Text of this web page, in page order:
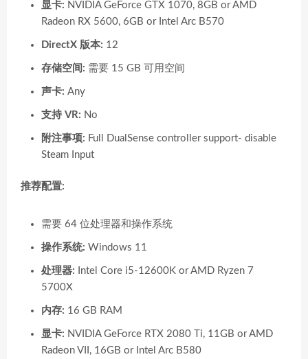
显卡: NVIDIA GeForce GTX 1070, 8GB or AMD
Radeon RX 5600, 6GB or Intel Arc B570
DirectX 版本: 12
存储空间: 需要 15 GB 可用空间
声卡: Any
支持 VR: No
附注事项: Full DualSense controller support- disable
Steam Input
推荐配置:
需要 64 位处理器和操作系统
操作系统: Windows 11
处理器: Intel Core i5-12600K or AMD Ryzen 7
5700X
内存: 16 GB RAM
显卡: NVIDIA GeForce RTX 2080 Ti, 11GB or AMD
Radeon VII, 16GB or Intel Arc B580